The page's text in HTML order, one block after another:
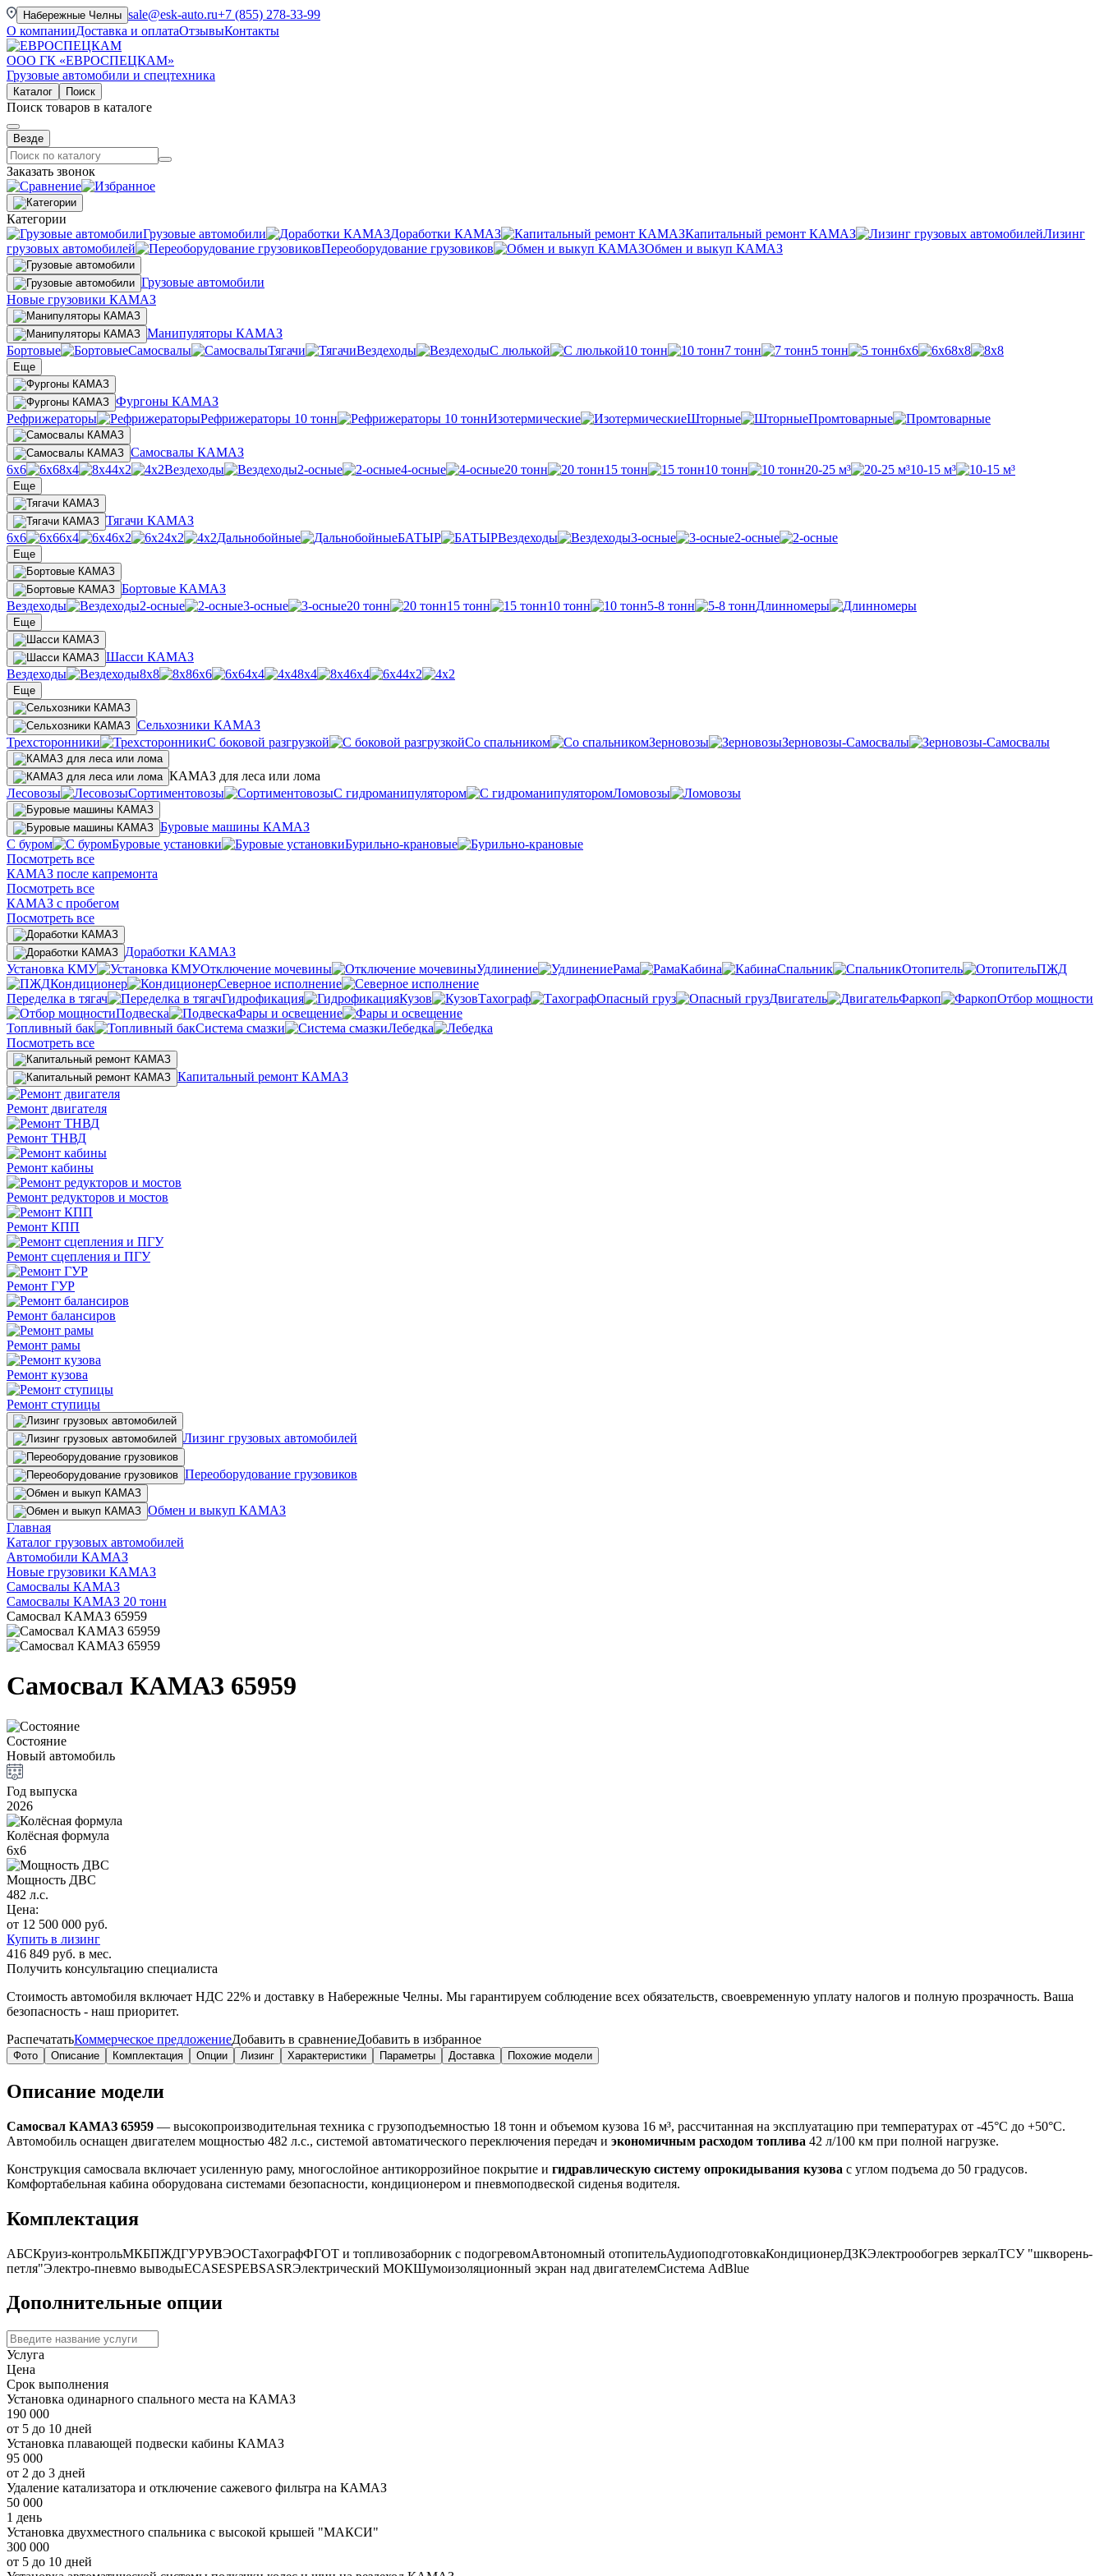
Набережные Челны sale@esk-auto.ru+7 (855) 278-33-99
О компанииДоставка и оплатаОтзывыКонтакты
ООО ГК «ЕВРОСПЕЦКАМ»
Грузовые автомобили и спецтехника
Каталог Поиск
Поиск товаров в каталоге
Везде
Заказать звонок
Категории
Грузовые автомобили
Доработки КАМАЗ Капитальный ремонт КАМАЗ
Лизинг
грузовых автомобилей
Переоборудование грузовиков Обмен и выкуп КАМАЗ
Грузовые автомобили
Новые грузовики КАМАЗ
Манипуляторы КАМАЗ
Бортовые
Самосвалы Тягачи Вездеходы С люлькой 10 тонн 7 тонн 5 тонн 6х6 8х8
Еще
Фургоны КАМАЗ
Рефрижераторы
Рефрижераторы 10 тонн Изотермические Шторные Промтоварные
Самосвалы КАМАЗ
6х6
8х4 4х2 Вездеходы 2-осные 4-осные 20 тонн 15 тонн 10 тонн 20-25 м³ 10-15 м³
Еще
Тягачи КАМАЗ
6х6
6х4 6х2 4х2 Дальнобойные БАТЫР Вездеходы 3-осные 2-осные
Еще
Бортовые КАМАЗ
Вездеходы
2-осные 3-осные 20 тонн 15 тонн 10 тонн 5-8 тонн Длинномеры
Еще
Шасси КАМАЗ
Вездеходы
8х8 6х6 4х4 8х4 6х4 4х2
Еще
Сельхозники КАМАЗ
Трехсторонники
С боковой разгрузкой Со спальником Зерновозы Зерновозы-Самосвалы
КАМАЗ для леса или лома
Лесовозы
Сортиментовозы С гидроманипулятором Ломовозы
Буровые машины КАМАЗ
С буром
Буровые установки
Бурильно-крановые
Посмотреть все
КАМАЗ после капремонта
Посмотреть все
КАМАЗ с пробегом
Посмотреть все
Доработки КАМАЗ
Установка КМУ
Отключение мочевины Удлинение Рама Кабина Спальник Отопитель
ПЖД
Кондиционер
Северное исполнение
Переделка в тягач
Гидрофикация Кузов Тахограф Опасный груз Двигатель Фаркоп
Отбор мощности
Подвеска
Фары и освещение
Топливный бак
Система смазки
Лебедка
Посмотреть все
Капитальный ремонт КАМАЗ
Ремонт двигателя
Ремонт ТНВД
Ремонт кабины
Ремонт редукторов и мостов
Ремонт КПП
Ремонт сцепления и ПГУ
Ремонт ГУР
Ремонт балансиров
Ремонт рамы
Ремонт кузова
Ремонт ступицы
Лизинг грузовых автомобилей
Переоборудование грузовиков
Обмен и выкуп КАМАЗ
Главная
Каталог грузовых автомобилей
Автомобили КАМАЗ
Новые грузовики КАМАЗ
Самосвалы КАМАЗ
Самосвалы КАМАЗ 20 тонн
Самосвал КАМАЗ 65959
Самосвал КАМАЗ 65959
Состояние
Новый автомобиль
Год выпуска
2026
Колёсная формула
6х6
Мощность ДВС
482 л.с.
Цена:
от 12 500 000 руб.
Купить в лизинг
416 849 руб. в мес.
Получить консультацию специалиста
Стоимость автомобиля включает НДС 22% и доставку в Набережные Челны. Мы гарантируем соблюдение всех обязательств, своевременную уплату налогов и полную прозрачность. Ваша
безопасность - наш приоритет.
РаспечататьКоммерческое предложениеДобавить в сравнениеДобавить в избранное
Фото Описание Комплектация Опции Лизинг Характеристики Параметры Доставка Похожие модели
Описание модели
Самосвал КАМАЗ 65959 — высокопроизводительная техника с грузоподъемностью 18 тонн и объемом кузова 16 м³, рассчитанная на эксплуатацию при температурах от -45°C до +50°C.
Автомобиль оснащен двигателем мощностью 482 л.с., системой автоматического переключения передач и экономичным расходом топлива 42 л/100 км при полной нагрузке.
Конструкция самосвала включает усиленную раму, многослойное антикоррозийное покрытие и гидравлическую систему опрокидывания кузова с углом подъема до 50 градусов.
Комфортабельная кабина оборудована системами безопасности, кондиционером и пневмоподвеской сиденья водителя.
Комплектация
АБСКруиз-контрольМКБПЖДГУРУВЭОСТахографФГОТ и топливозаборник с подогревомАвтономный отопительАудиоподготовкаКондиционерДЗКЭлектрообогрев зеркалТСУ "шкворень-
петля"Электро-пневмо выводыECASESPEBSASRЭлектрический МОКШумоизоляционный экран над двигателемСистема AdBlue
Дополнительные опции
Услуга
Цена
Срок выполнения
Установка одинарного спального места на КАМАЗ
190 000
от 5 до 10 дней
Установка плавающей подвески кабины КАМАЗ
95 000
от 2 до 3 дней
Удаление катализатора и отключение сажевого фильтра на КАМАЗ
50 000
1 день
Установка двухместного спальника с высокой крышей "МАКСИ"
300 000
от 5 до 10 дней